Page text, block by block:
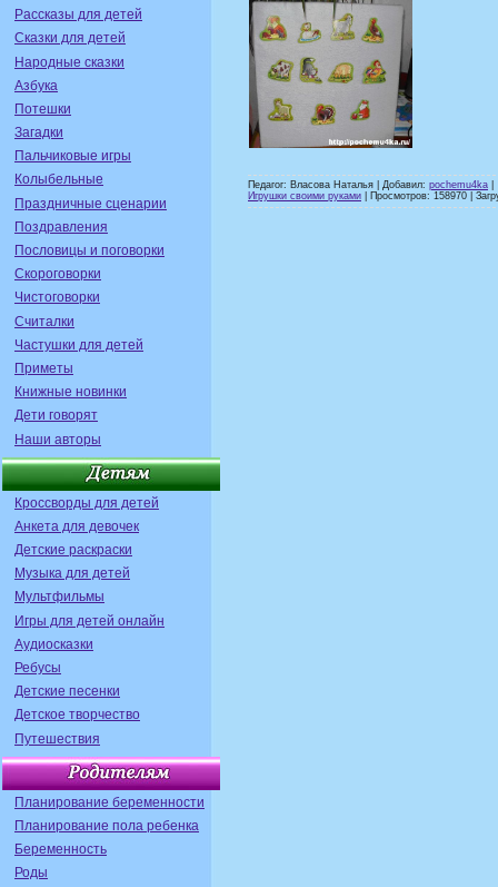
Рассказы для детей
Сказки для детей
Народные сказки
Азбука
Потешки
Загадки
Пальчиковые игры
Колыбельные
Праздничные сценарии
Поздравления
Пословицы и поговорки
Скороговорки
Чистоговорки
Считалки
Частушки для детей
Приметы
Книжные новинки
Дети говорят
Наши авторы
Кроссворды для детей
Анкета для девочек
Детские раскраски
Музыка для детей
Мультфильмы
Игры для детей онлайн
Аудиосказки
Ребусы
Детские песенки
Детское творчество
Путешествия
Планирование беременности
Планирование пола ребенка
Беременность
Роды
Педагог: Власова Наталья | Добавил: pochemu4ka
Игрушки своими руками | Просмотров: 158970 |